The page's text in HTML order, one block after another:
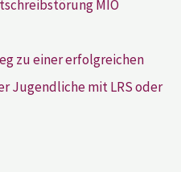
zu einer erfolgreichen
Jugendliche mit LRS oder